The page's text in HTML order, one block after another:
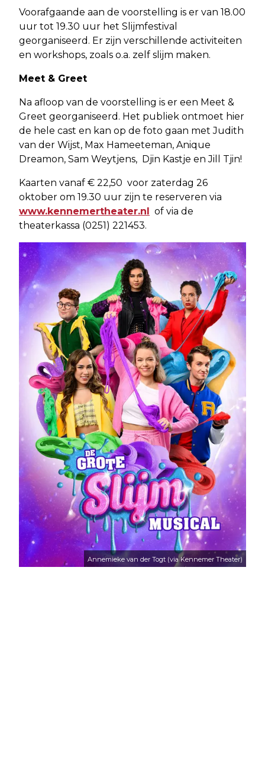
Voorafgaande aan de voorstelling is er van 18.00
uur tot 19.30 uur het Slijmfestival
georganiseerd. Er zijn verschillende activiteiten
en workshops, zoals o.a. zelf slijm maken.
Meet & Greet
Na afloop van de voorstelling is er een Meet &
Greet georganiseerd. Het publiek ontmoet hier
de hele cast en kan op de foto gaan met Judith
van der Wijst, Max Hameeteman, Anique
Dreamon, Sam Weytjens, Djin Kastje en Jill Tjin!
Kaarten vanaf € 22,50 voor zaterdag 26
oktober om 19.30 uur zijn te reserveren via
www.kennemertheater.nl of via de
theaterkassa (0251) 221453.
Annemieke van der Togt (via Kennemer Theater)